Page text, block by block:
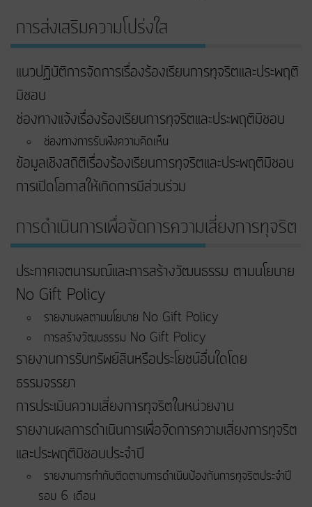
การส่งเสริมความโปร่งใส
แนวปฏิบัติการจัดการเรื่องร้องเรียนการทุจริตและประพฤติ
มิชอบ
ช่องทางแจ้งเรื่องร้องเรียนการทุจริตและประพฤติมิชอบ
ช่องทางการรับฟังความคิดเห็น
ข้อมูลเชิงสถิติเรื่องร้องเรียนการทุจริตและประพฤติมิชอบ
การเปิดโอกาสให้เกิดการมีส่วนร่วม
การดำเนินการเพื่อจัดการความเสี่ยงการทุจริต
ประกาศเจตนารมณ์และการสร้างวัฒนธรรม ตามนโยบาย
No Gift Policy
รายงานผลตามนโยบาย No Gift Policy
การสร้างวัฒนธรรม No Gift Policy
รายงานการรับทรัพย์สินหรือประโยชน์อื่นใดโดย
ธรรมจรรยา
การประเมินความเสี่ยงการทุจริตในหน่วยงาน
รายงานผลการดำเนินการเพื่อจัดการความเสี่ยงการทุจริต
และประพฤติมิชอบประจำปี
รายงานการกำกับติดตามการดำเนินป้องกันการทุจริตประจำปี
รอบ 6 เดือน